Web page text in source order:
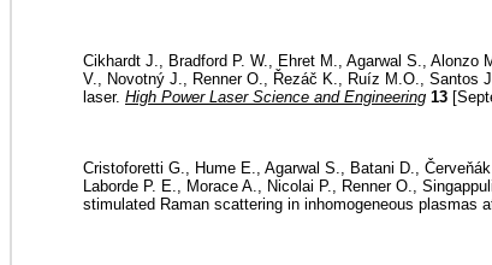
Cikhardt J., Bradford P. W., Ehret M., Agarwal S.,
V., Novotný J., Renner O., Řezáč K., Ruíz M.O., Santos
laser. High Power Laser Science and Engineering 13
Cristoforetti G., Hume E., Agarwal S., Batani D.,
Laborde P. E., Morace A., Nicolai P., Renner O.,
stimulated Raman scattering in inhomogeneous plasmas